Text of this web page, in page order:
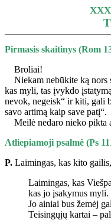
Pirmasis skaitinys (Rom
Broliai!
Niekam nebūkite ką nors
kas myli, tas įvykdo
nevok, negeisk“ ir kiti, gali
savo artimą kaip save patį“.
Meilė nedaro nieko pikta
Atliepiamoji psalmė (Ps
P. Laimingas, kas kito
Laimingas, kas
kas jo įsakymus myli.
Jo ainiai bus žemėj
Teisingųjų kartai –